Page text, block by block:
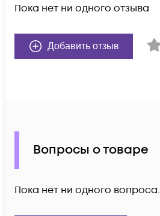
Пока нет ни одного отзыва
Добавить отзыв
Вопросы о товаре
Пока нет ни одного вопроса.